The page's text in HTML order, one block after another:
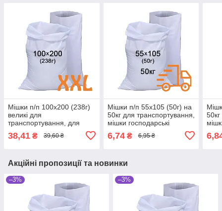
Мішки п/п 100x200 (238г)
великі для
транспортування, для
господарськ
38,41 ₴ 39,60 ₴
Мішки п/п 55x105 (50г) на
50кг для транспортування,
мішки господарські
6,74₴ 6,95 ₴
Акційні пропозиції та новинки
–3% –3%